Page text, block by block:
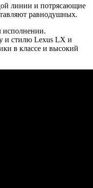
линии и потрясающие
равнодушных.
исполнении.
и стилю Lexus LX и
в классе и высокий